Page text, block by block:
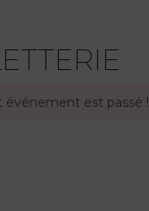
événement est passé !